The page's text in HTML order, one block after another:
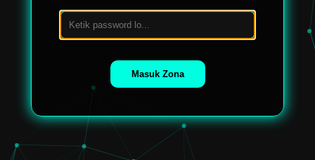
Masuk Zona